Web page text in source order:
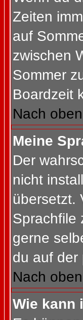
Zeiten
auf
zwischen
Sommer
Boardzeit
Nach oben
Meine
Der
nicht
übersetzt.
Sprachfile
gerne
du auf der
Nach oben
Wie kann